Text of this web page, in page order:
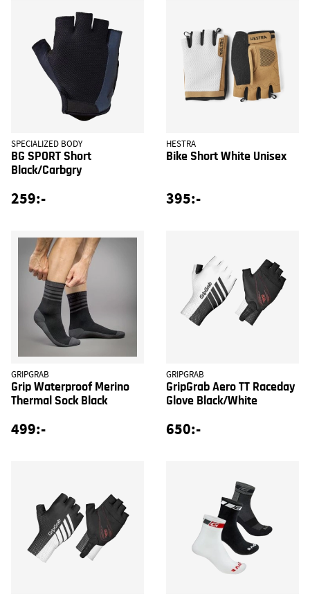
SPECIALIZED BODY
BG SPORT Short
Black/Carbgry
259:-
HESTRA
Bike Short White Unisex
395:-
GRIPGRAB
Grip Waterproof Merino
Thermal Sock Black
499:-
GRIPGRAB
GripGrab Aero TT Raceday
Glove Black/White
650:-